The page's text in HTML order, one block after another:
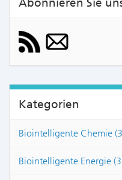
Kategorien
Biointelligente Chemie
Biointelligente Energie